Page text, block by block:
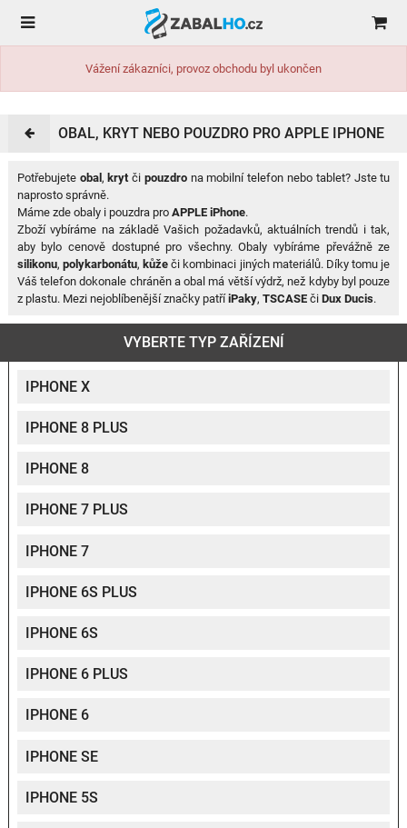
Vážení zákazníci, provoz obchodu byl ukončen
OBAL, KRYT NEBO POUZDRO PRO APPLE IPHONE
Potřebujete obal , kryt či pouzdrona mobilní telefon nebo tablet? Jste tu
naprosto správně.
Máme zde obaly i pouzdra pro APPLE iPhone.
Zboží vybíráme na základě Vašich požadavků, aktuálních trendů i tak,
aby bylo cenově dostupné pro všechny. Obaly vybíráme převážně ze
silikonu, polykarbonátu, kůže či kombinaci jiných materiálů. Díky tomu je
Váš telefon dokonale chráněn a obal má větší výdrž, než kdyby byl pouze
z plastu. Mezi nejoblíbenější značky patříiPaky, TSCASEči Dux Ducis.
VYBERTE TYP ZAŘÍZENÍ
IPHONE X
IPHONE 8 PLUS
IPHONE 8
IPHONE 7 PLUS
IPHONE 7
IPHONE 6S PLUS
IPHONE 6S
IPHONE 6 PLUS
IPHONE 6
IPHONE SE
IPHONE 5S